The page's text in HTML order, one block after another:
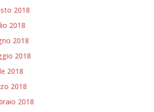
2018
2018
2018
2018
2018
2018
2018